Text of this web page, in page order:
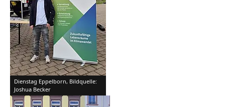
Dienstag Eppelborn, Bildquelle:
Joshua Becker